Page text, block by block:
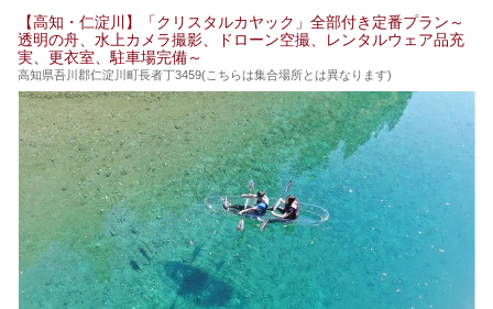
それでは見ていきましょう。
Kですよ♪
それではチェックしてきましょう♪
【高知・仁淀川】「クリスタルカヤック」全部付き定番プラン～
透明の舟、水上カメラ撮影、ドローン空撮、レンタルウェア品充
実、更衣室、駐車場完備～
高知県吾川郡仁淀川町長者丁3459(こちらは集合場所とは異なります)